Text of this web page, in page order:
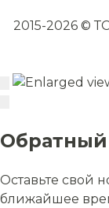
2015-2026 ©
Обратный
Оставьте свой
ближайшее